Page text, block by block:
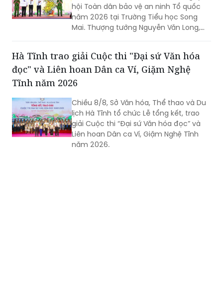
Thứ trưởng Bộ Công an dự và phát biểu
chỉ đạo.
Hà Tĩnh trao giải Cuộc thi "Đại sứ Văn hóa
Tĩnh năm 2026
Chiều 8/8, Sở Văn hóa, Thể thao và Du
lịch Hà Tĩnh tổ chức Lễ tổng kết, trao
giải Cuộc thi “Đại sứ Văn hóa đọc” và
Liên hoan Dân ca Ví, Giặm Nghệ Tĩnh
năm 2026.